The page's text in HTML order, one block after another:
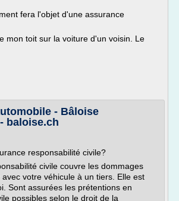
fera l'objet d'une assurance
mon toit sur la voiture d'un voisin. Le
- Bâloise
baloise.ch
responsabilité civile?
civile couvre les dommages
votre véhicule à un tiers. Elle est
Sont assurées les prétentions en
possibles selon le droit de la